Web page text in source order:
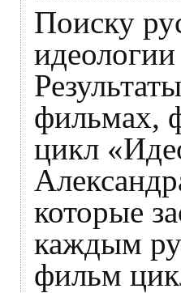
Поиску
фильмах,
цикл
которые
каждым
фильм